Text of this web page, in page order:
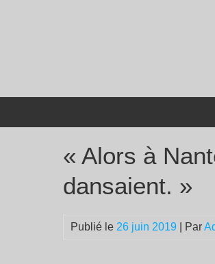
« Alors à
dansaient. »
Publié le 26 juin 2019 | Par